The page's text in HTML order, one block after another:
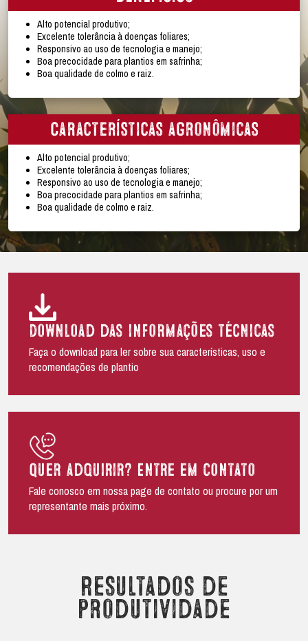
Alto potencial produtivo;
Excelente tolerância à doenças foliares;
Responsivo ao uso de tecnologia e manejo;
Boa precocidade para plantios em safrinha;
Boa qualidade de colmo e raiz.
Características agronômicas
Alto potencial produtivo;
Excelente tolerância à doenças foliares;
Responsivo ao uso de tecnologia e manejo;
Boa precocidade para plantios em safrinha;
Boa qualidade de colmo e raiz.
Download das informações técnicas
Faça o download para ler sobre sua características, uso e
recomendações de plantio
Quer adquirir? Entre em contato
Fale conosco em nossa page de contato ou procure por um
representante mais próximo.
Resultados de
produtividade